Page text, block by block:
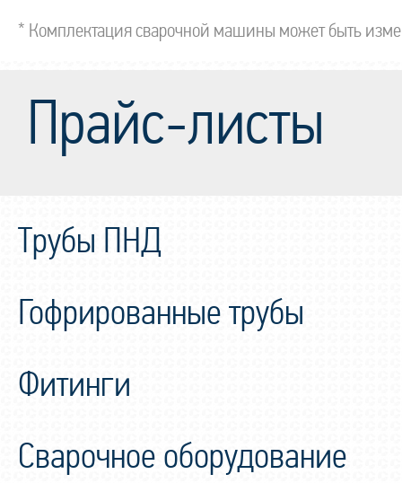
* Комплектация сварочной машины может быть
Прайс-листы
Трубы ПНД
Гофрированные трубы
Фитинги
Сварочное оборудование